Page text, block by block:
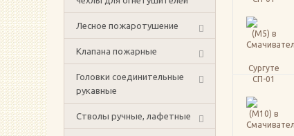
Лесное пожаротушение
Клапана пожарные
Головки соединительные
рукавные
Стволы ручные, лафетные